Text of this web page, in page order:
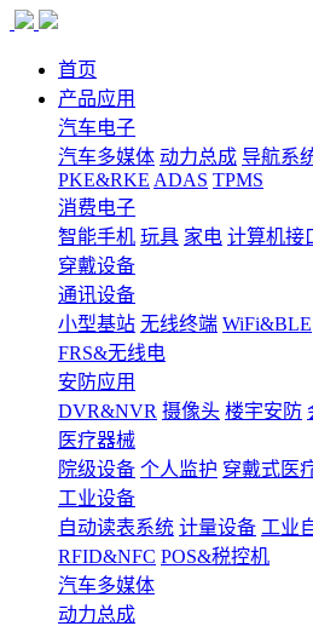
首页
产品应用
汽车电子
汽车多媒体 动力总成 导航系
PKE&RKE ADAS TPMS
消费电子
智能手机 玩具 家电 计算机接
穿戴设备
通讯设备
小型基站 无线终端 WiFi&BLE
FRS&无线电
安防应用
DVR&NVR 摄像头 楼宇安防
医疗器械
院级设备 个人监护 穿戴式医
工业设备
自动读表系统 计量设备 工业
RFID&NFC POS&税控机
汽车多媒体
动力总成